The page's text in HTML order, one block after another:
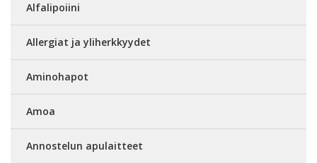
Alfalipoiini
Allergiat ja yliherkkyydet
Aminohapot
Amoa
Annostelun apulaitteet